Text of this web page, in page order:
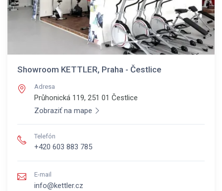
Showroom KETTLER, Praha - Čestlice
Adresa
Průhonická 119, 251 01 Čestlice
Zobraziť na mape
Telefón
+420 603 883 785
E-mail
info@kettler.cz